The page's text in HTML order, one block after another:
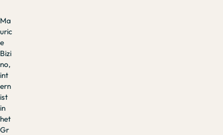
Ma
uric
e
Bizi
no,
int
ern
ist
in
het
Gr